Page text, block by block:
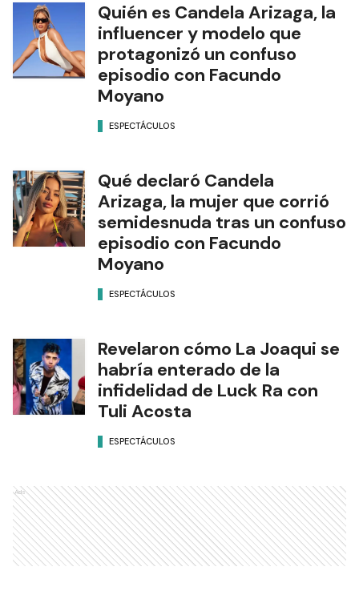
Quién es Candela Arizaga, la
influencer y modelo que
protagonizó un confuso
episodio con Facundo
Moyano
ESPECTÁCULOS
Qué declaró Candela
Arizaga, la mujer que corrió
semidesnuda tras un confuso
episodio con Facundo
Moyano
ESPECTÁCULOS
Revelaron cómo La Joaqui se
habría enterado de la
infidelidad de Luck Ra con
Tuli Acosta
ESPECTÁCULOS
Ads